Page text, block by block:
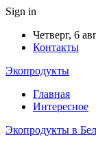
Sign in
Четверг, 6
Контакты
Экопродукты
Главная
Интересное
Экопродукты в